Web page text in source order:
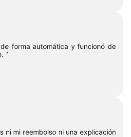
forma automática y funcionó de
"
ni mi reembolso ni una explicación